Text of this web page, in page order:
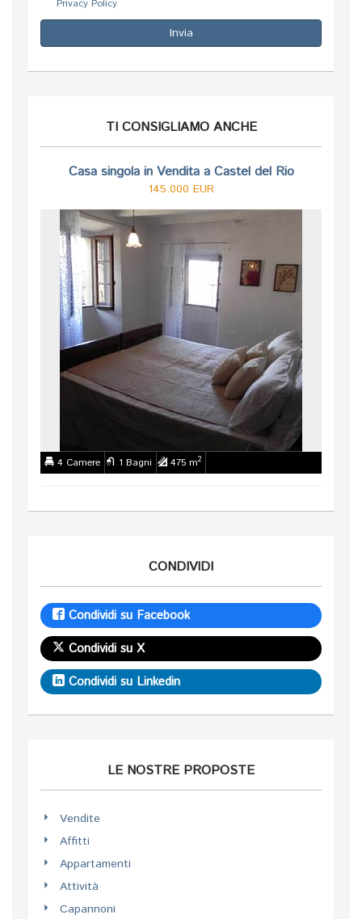
Privacy Policy
Invia
TI CONSIGLIAMO ANCHE
Casa singola in Vendita a Castel del Rio
145.000 EUR
4 Camere 1 Bagni 475 m2
CONDIVIDI
Condividi su Facebook
Condividi su X
Condividi su Linkedin
LE NOSTRE PROPOSTE
Vendite
Affitti
Appartamenti
Attività
Capannoni